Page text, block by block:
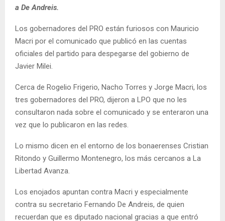
a De Andreis.
Los gobernadores del PRO están furiosos con Mauricio
Macri por el comunicado que publicó en las cuentas
oficiales del partido para despegarse del gobierno de
Javier Milei.
Cerca de Rogelio Frigerio, Nacho Torres y Jorge Macri, los
tres gobernadores del PRO, dijeron a LPO que no les
consultaron nada sobre el comunicado y se enteraron una
vez que lo publicaron en las redes.
Lo mismo dicen en el entorno de los bonaerenses Cristian
Ritondo y Guillermo Montenegro, los más cercanos a La
Libertad Avanza.
Los enojados apuntan contra Macri y especialmente
contra su secretario Fernando De Andreis, de quien
recuerdan que es diputado nacional gracias a que entró